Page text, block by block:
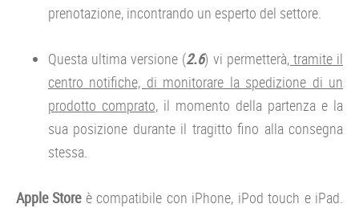
prenotazione, incontrando un esperto del settore.
Questa ultima versione (2.6) vi permetterà, tramite il
centro notifiche, di monitorare la spedizione di un
prodotto comprato, il momento della partenza e la
sua posizione durante il tragitto fino alla consegna
stessa.
Apple Storeè compatibile con iPhone, iPod touch e iPad.